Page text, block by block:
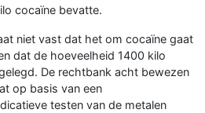
cocaïne bevatte.
niet vast dat het om cocaïne gaat
dat de hoeveelheid 1400 kilo
De rechtbank acht bewezen
op basis van een
testen van de metalen